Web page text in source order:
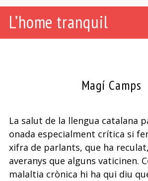
L’home tranquil
Magí Camps
La salut de la llengua catalana
onada espe­cialment crítica si
xifra de parlants, que ha
averanys que alguns vaticinen.
malaltia crònica hi ha qui diu